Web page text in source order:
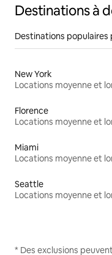
Destinations à
Destinations populaires
New York
Florence
Miami
Seattle
* Des exclusions